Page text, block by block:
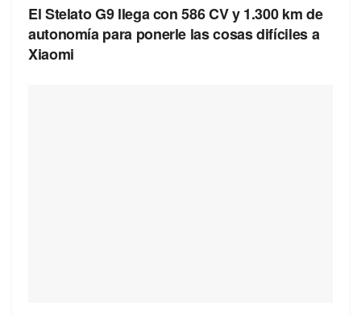
El Stelato G9 llega con 586 CV y 1.300 km de
autonomía para ponerle las cosas difíciles a
Xiaomi